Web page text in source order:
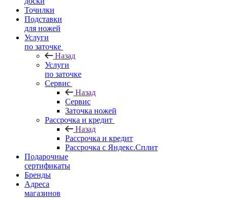
Точилки
Подставки
для ножей
Услуги
по заточке
Назад
Услуги
по заточке
Сервис
Назад
Сервис
Заточка ножей
Рассрочка и кредит
Назад
Рассрочка и кредит
Рассрочка с Яндекс.Сплит
Подарочные
сертификаты
Бренды
Адреса
магазинов